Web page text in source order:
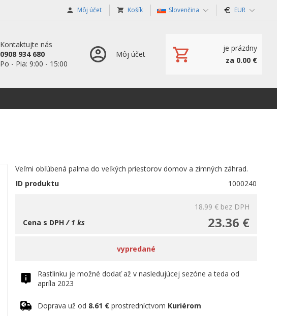
Môj účet Košík Slovenčina EUR
Kontaktujte nás
0908 934 680
Po - Pia: 9:00 - 15:00
Môj účet
je prázdny
za 0.00 €
Veľmi obľúbená palma do veľkých priestorov domov a zimných záhrad.
ID produktu
1000240
18.99 € bez DPH
23.36 €
Cena s DPH/ 1 ks
vypredané
Rastlinku je možné dodať až v nasledujúcej sezóne a teda od
apríla 2023
Doprava už od 8.61 € prostredníctvom Kuriérom